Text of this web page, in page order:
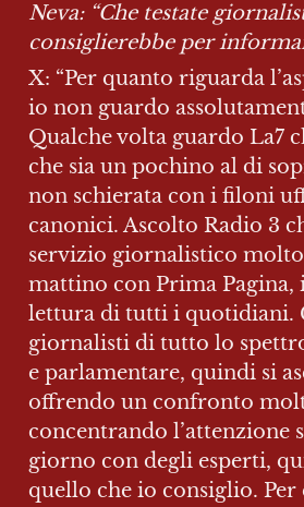
Neva: “Che testate
consiglierebbe per
X: “Per quanto riguarda
io non guardo
Qualche volta guardo La7
che sia un pochino al di
non schierata con i filoni
canonici. Ascolto Radio 3
servizio giornalistico molto
mattino con Prima Pagina,
lettura di tutti i quotidiani.
giornalisti di tutto lo
e parlamentare, quindi si
offrendo un confronto
concentrando l’attenzione
giorno con degli esperti,
quello che io consiglio. Per